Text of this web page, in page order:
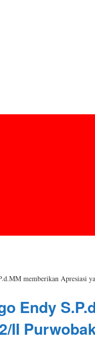
memberikan Apresiasi
Endy
II